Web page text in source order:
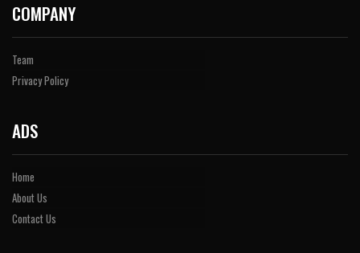
COMPANY
Team
Privacy Policy
ADS
Home
About Us
Contact Us